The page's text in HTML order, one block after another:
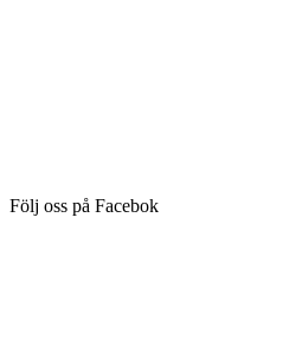
Följ oss på Facebok